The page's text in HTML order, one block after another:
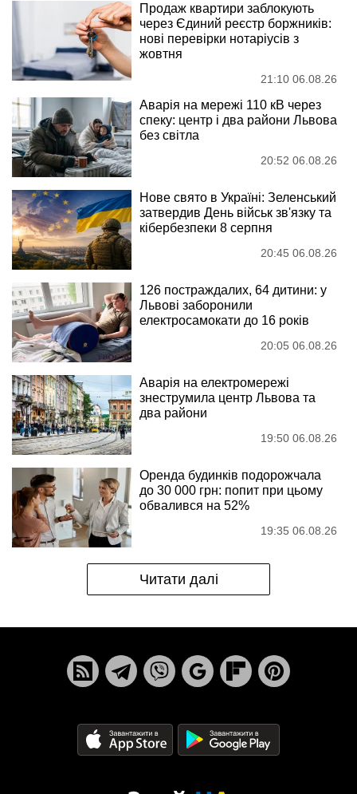
Продаж квартири заблокують
через Єдиний реєстр боржників:
нові перевірки нотаріусів з
жовтня
21:10 06.08.26
Аварія на мережі 110 кВ через
спеку: центр і два райони Львова
без світла
20:52 06.08.26
Нове свято в Україні: Зеленський
затвердив День військ зв'язку та
кібербезпеки 8 серпня
20:45 06.08.26
126 постраждалих, 64 дитини: у
Львові заборонили
електросамокати до 16 років
20:05 06.08.26
Аварія на електромережі
знеструмила центр Львова та
два райони
19:50 06.08.26
Оренда будинків подорожчала
до 30 000 грн: попит при цьому
обвалився на 52%
19:35 06.08.26
Читати далі